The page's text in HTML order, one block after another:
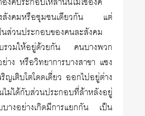
สังคมหรือชุมชนเดียวกัน แต่
ส่วนประกอบของคนละสังคม
บรวมให้อยู่ด้วยกัน คนบางพวก
าง หรือวิทยาการบางสาขา แซง
ญเติบโตโดดเดี่ยว ออกไปอยู่ต่าง
ม่ได้กับส่วนประกอบที่ล้าหลังอยู่
างอย่างเกิดมีการแยกกัน เป็น